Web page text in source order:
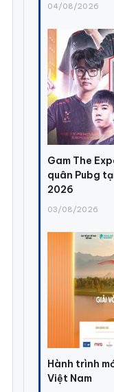
04/08/2026
Gam The
quân Pubg
2026
03/08/2026
Hành trình
Việt Nam